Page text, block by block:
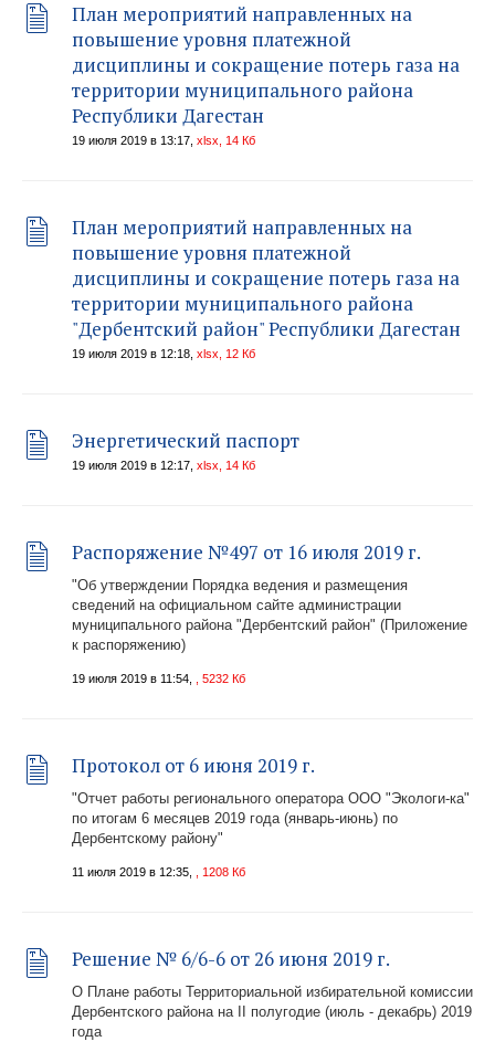
План мероприятий направленных на
повышение уровня платежной
дисциплины и сокращение потерь газа на
территории муниципального района
Республики Дагестан
19 июля 2019 в 13:17, xlsx, 14 Кб
План мероприятий направленных на
повышение уровня платежной
дисциплины и сокращение потерь газа на
территории муниципального района
"Дербентский район" Республики Дагестан
19 июля 2019 в 12:18, xlsx, 12 Кб
Энергетический паспорт
19 июля 2019 в 12:17, xlsx, 14 Кб
Распоряжение №497 от 16 июля 2019 г.
"Об утверждении Порядка ведения и размещения
сведений на официальном сайте администрации
муниципального района "Дербентский район" (Приложение
к распоряжению)
19 июля 2019 в 11:54, , 5232 Кб
Протокол от 6 июня 2019 г.
"Отчет работы регионального оператора ООО "Экологи-ка"
по итогам 6 месяцев 2019 года (январь-июнь) по
Дербентскому району"
11 июля 2019 в 12:35, , 1208 Кб
Решение № 6/6-6 от 26 июня 2019 г.
О Плане работы Территориальной избирательной комиссии
Дербентского района на II полугодие (июль - декабрь) 2019
года